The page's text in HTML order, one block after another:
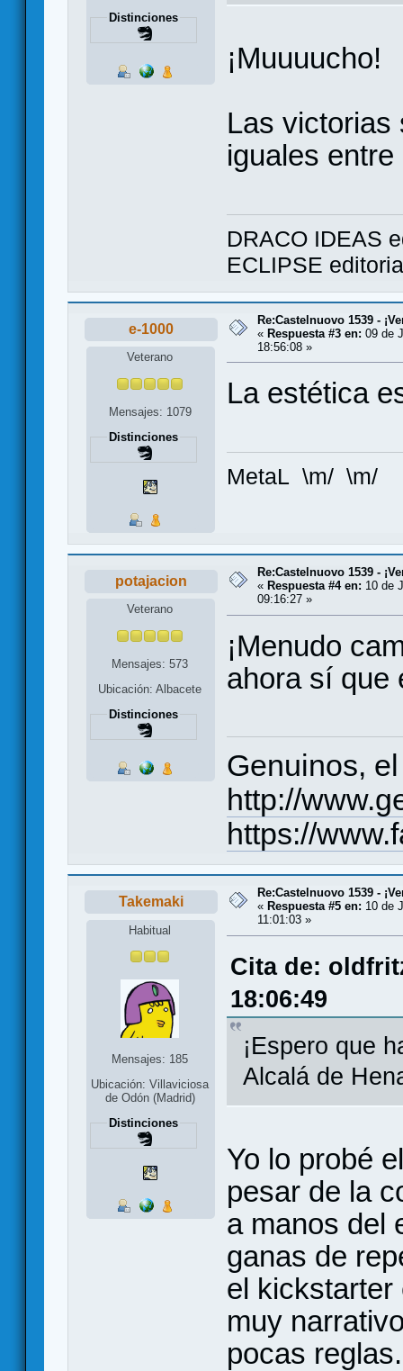
Distinciones
¡Muuuucho!
Las victorias
iguales
DRACO IDEAS
ECLIPSE
e-1000
Veterano
Mensajes: 1079
Distinciones
Re:Castelnuovo 1539 -
« Respuesta #3 en: 09 de
18:56:08 »
La estética
MetaL \m/ \m/
potajacion
Veterano
Mensajes: 573
Ubicación: Albacete
Distinciones
Re:Castelnuovo 1539 -
« Respuesta #4 en: 10 de
09:16:27 »
¡Menudo
ahora sí que
Genuinos,
http://
https://
Takemaki
Habitual
Mensajes: 185
Ubicación: Villaviciosa
de Odón (Madrid)
Distinciones
Re:Castelnuovo 1539 -
« Respuesta #5 en: 10 de
11:01:03 »
Cita de:
18:06:49
¡Espero que
Alcalá de
Yo lo probé
pesar de la
a manos del
ganas de
el kickstarter
muy
pocas